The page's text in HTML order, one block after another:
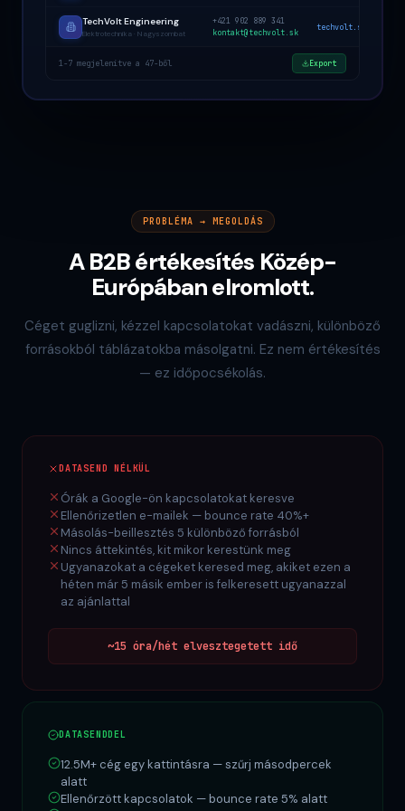
TechVolt Engineering
Elektrotechnika · Nagyszombat
+421 902 889 341
kontakt@techvolt.sk
techvolt.sk
1-7 megjelenítve a 47-ből Export
PROBLÉMA → MEGOLDÁS
A B2B értékesítés Közép-
Európában elromlott.
Céget guglizni, kézzel kapcsolatokat vadászni, különböző
forrásokból táblázatokba másolgatni. Ez nem értékesítés
— ez időpocsékolás.
DATASEND NÉLKÜL
Órák a Google-ön kapcsolatokat keresve
Ellenőrizetlen e-mailek — bounce rate 40%+
Másolás-beillesztés 5 különböző forrásból
Nincs áttekintés, kit mikor kerestünk meg
Ugyanazokat a cégeket keresed meg, akiket ezen a
héten már 5 másik ember is felkeresett ugyanazzal
az ajánlattal
~15 óra/hét elvesztegetett idő
DATASENDDEL
12.5M+ cég egy kattintásra — szűrj másodpercek
alatt
Ellenőrzött kapcsolatok — bounce rate 5% alatt